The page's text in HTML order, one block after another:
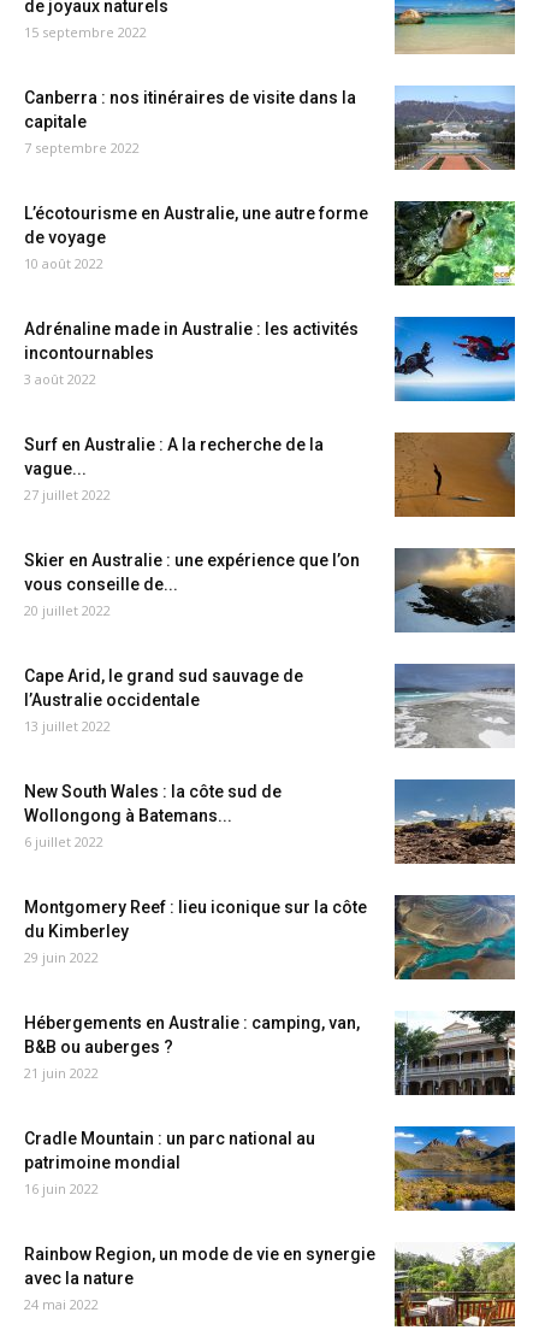
de joyaux naturels
15 septembre 2022
Canberra : nos itinéraires de visite dans la
capitale
7 septembre 2022
L’écotourisme en Australie, une autre forme
de voyage
10 août 2022
Adrénaline made in Australie : les activités
incontournables
3 août 2022
Surf en Australie : A la recherche de la
vague...
27 juillet 2022
Skier en Australie : une expérience que l’on
vous conseille de...
20 juillet 2022
Cape Arid, le grand sud sauvage de
l’Australie occidentale
13 juillet 2022
New South Wales : la côte sud de
Wollongong à Batemans...
6 juillet 2022
Montgomery Reef : lieu iconique sur la côte
du Kimberley
29 juin 2022
Hébergements en Australie : camping, van,
B&B ou auberges ?
21 juin 2022
Cradle Mountain : un parc national au
patrimoine mondial
16 juin 2022
Rainbow Region, un mode de vie en synergie
avec la nature
24 mai 2022